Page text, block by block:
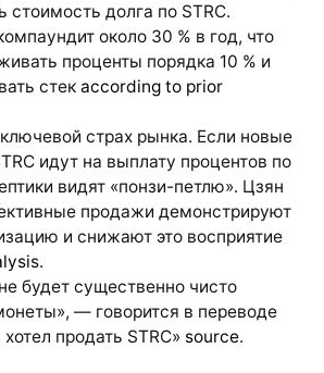
долга по STRC.
около 30 % в год, что
проценты порядка 10 % и
стек according to prior
страх рынка. Если новые
идут на выплату процентов по
видят «понзи-петлю». Цзян
продажи демонстрируют
и снижают это восприятие
.
будет существенно чисто
— говорится в переводе
продать STRC» source.